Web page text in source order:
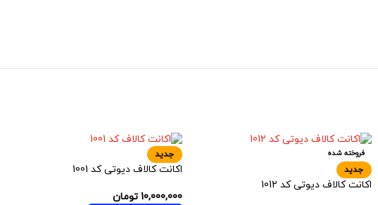
فروخته شده
جدید
اکانت کالاف دیوتی کد 1012
جدید
اکانت کالاف دیوتی کد 1001
10,000,000 تومان